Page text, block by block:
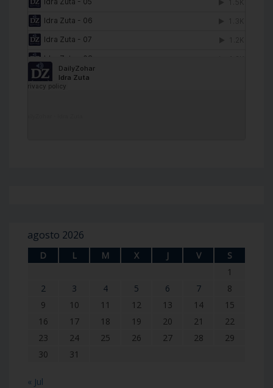
agosto 2026
D L M X J V
S
1
2
3 4 5 6 7
8
9
10 11 12 13 14
15
16
17 18 19 20 21
22
23
24 25 26 27 28
29
30
31
« Jul